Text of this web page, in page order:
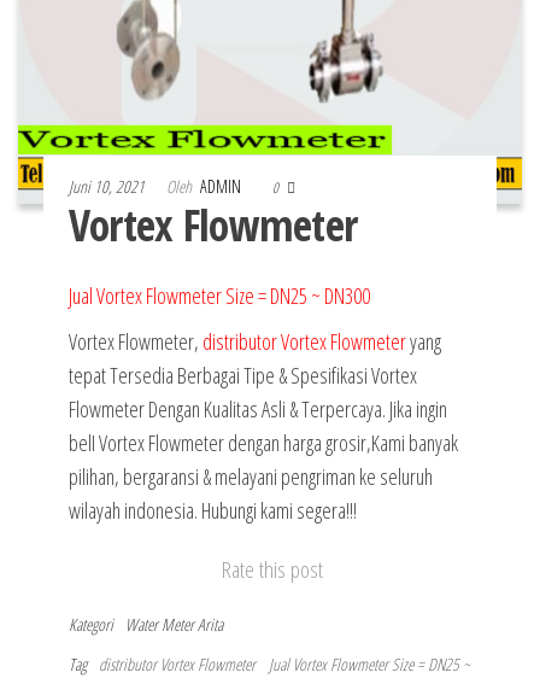
Juni 10, 2021 Oleh ADMIN 0
Vortex Flowmeter
Jual Vortex Flowmeter Size = DN25 ~ DN300
Vortex Flowmeter, distributor Vortex Flowmeteryang
tepat Tersedia Berbagai Tipe & Spesifikasi Vortex
Flowmeter Dengan Kualitas Asli & Terpercaya. Jika ingin
belI Vortex Flowmeter dengan harga grosir,Kami banyak
pilihan, bergaransi & melayani pengriman ke seluruh
wilayah indonesia. Hubungi kami segera!!!
Rate this post
Kategori
Water Meter Arita
Tag distributor Vortex Flowmeter
Jual Vortex Flowmeter Size = DN25 ~